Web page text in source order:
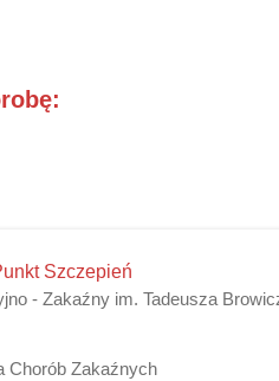
Szczepień
- Zakaźny im. Tadeusza
Chorób Zakaźnych